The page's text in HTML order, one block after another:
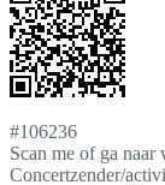
#106236
Scan me of ga
Concertzender/